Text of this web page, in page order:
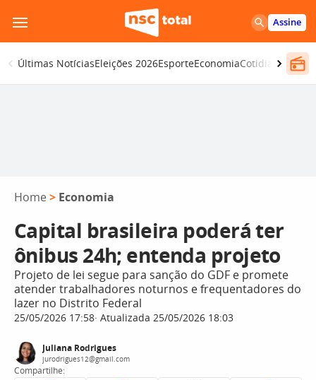
para
o
conteúdo
Assine
Últimas NotíciasEleições 2026EsporteEconomiaCotidiano
Home > Economia
Capital brasileira poderá ter
ônibus 24h; entenda projeto
Projeto de lei segue para sanção do GDF e promete
atender trabalhadores noturnos e frequentadores do
lazer no Distrito Federal
25/05/2026 17:58 Atualizada 25/05/2026 18:03
Juliana Rodrigues
jurodrigues12@gmail.com
Compartilhe: